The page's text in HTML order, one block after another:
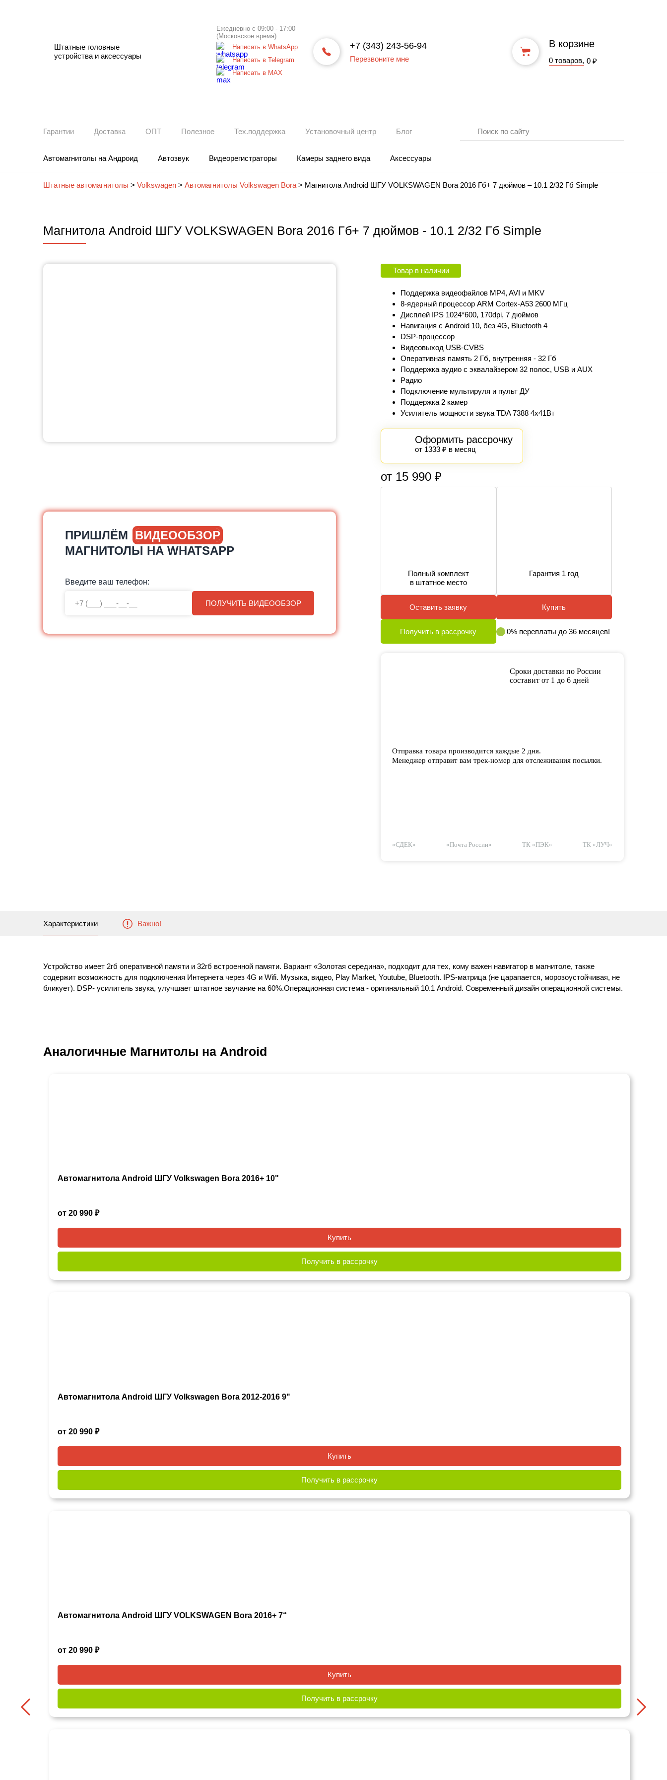
Штатные головные
устройства и аксессуары
Ежедневно с 09:00 - 17:00
(Московское время)
Написать в WhatsApp
Написать в Telegram
Написать в МАХ
+7 (343) 243-56-94
Перезвоните мне
В корзине
0 товаров, 0 ₽
Гарантии Доставка ОПТ Полезное Тех.поддержка Установочный центр Блог
Автомагнитолы на Андроид Автозвук Видеорегистраторы Камеры заднего вида Аксессуары
Штатные автомагнитолы > Volkswagen > Автомагнитолы Volkswagen Bora > Магнитола Android ШГУ VOLKSWAGEN Bora 2016 Гб+ 7 дюймов – 10.1 2/32 Гб Simple
Магнитола Android ШГУ VOLKSWAGEN Bora 2016 Гб+ 7 дюймов - 10.1 2/32 Гб Simple
ПРИШЛЁМ ВИДЕООБЗОР
МАГНИТОЛЫ НА WHATSAPP
Введите ваш телефон:
ПОЛУЧИТЬ ВИДЕООБЗОР
Товар в наличии
Поддержка видеофайлов MP4, AVI и MKV
8-ядерный процессор ARM Cortex‑A53 2600 МГц
Дисплей IPS 1024*600, 170dpi, 7 дюймов
Навигация с Android 10, без 4G, Bluetooth 4
DSP-процессор
Видеовыход USB-CVBS
Оперативная память 2 Гб, внутренняя - 32 Гб
Поддержка аудио с эквалайзером 32 полос, USB и AUX
Радио
Подключение мультируля и пульт ДУ
Поддержка 2 камер
Усилитель мощности звука TDA 7388 4х41Вт
Оформить рассрочку
от 1333 ₽ в месяц
от 15 990 ₽
Полный комплект
в штатное место
Гарантия 1 год
Оставить заявку Купить
Получить в рассрочку 0% переплаты до 36 месяцев!
Сроки доставки по России
составит от 1 до 6 дней
Отправка товара производится каждые 2 дня.
Менеджер отправит вам трек-номер для отслеживания посылки.
«СДЕК» «Почта России» ТК «ПЭК» ТК «ЛУЧ»
Характеристики Важно!
Устройство имеет 2гб оперативной памяти и 32гб встроенной памяти. Вариант «Золотая середина», подходит для тех, кому важен навигатор в магнитоле, также
содержит возможность для подключения Интернета через 4G и Wifi. Музыка, видео, Play Market, Youtube, Bluetooth. IPS-матрица (не царапается, морозоустойчивая, не
бликует). DSP- усилитель звука, улучшает штатное звучание на 60%.Операционная система - оригинальный 10.1 Android. Современный дизайн операционной системы.
Аналогичные Магнитолы на Android
Автомагнитола Android ШГУ Volkswagen Bora 2016+ 10"
от 20 990 ₽
Купить
Получить в рассрочку
Автомагнитола Android ШГУ Volkswagen Bora 2012-2016 9"
от 20 990 ₽
Купить
Получить в рассрочку
Автомагнитола Android ШГУ VOLKSWAGEN Bora 2016+ 7“
от 20 990 ₽
Купить
Получить в рассрочку